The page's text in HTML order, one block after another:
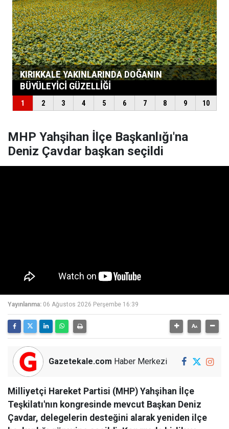
MHP Yahşihan İlçe Başkanlığı'na
Deniz Çavdar başkan seçildi
Yayınlanma: 06 Ağustos 2026 Perşembe 16:39
Gazetekale.com Haber Merkezi
Milliyetçi Hareket Partisi (MHP) Yahşihan İlçe
Teşkilatı'nın kongresinde mevcut Başkan Deniz
Çavdar, delegelerin desteğini alarak yeniden ilçe